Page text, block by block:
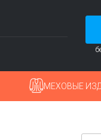
МЕХОВЫЕ